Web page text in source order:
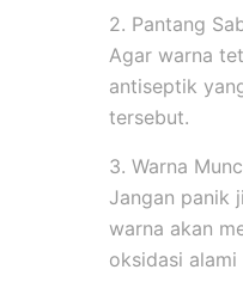
2. Pantang
Agar warna
antiseptik
tersebut.
3. Warna
Jangan panik
warna akan
oksidasi